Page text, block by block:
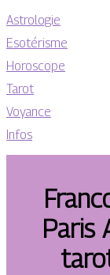
Astrologie
Esotérisme
Horoscope
Tarot
Voyance
Infos
Paris